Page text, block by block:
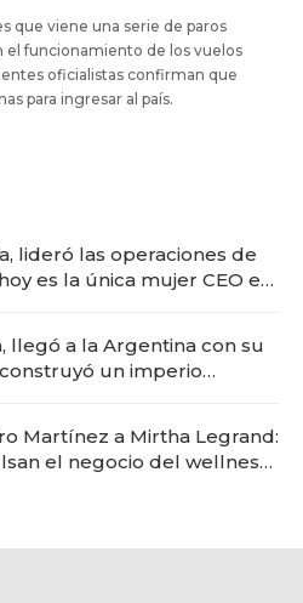
que viene una serie de paros
el funcionamiento de los vuelos
oficialistas confirman que
para ingresar al país.
lideró las operaciones de
es la única mujer CEO en
llegó a la Argentina con su
un imperio
Martínez a Mirtha Legrand:
el negocio del wellness